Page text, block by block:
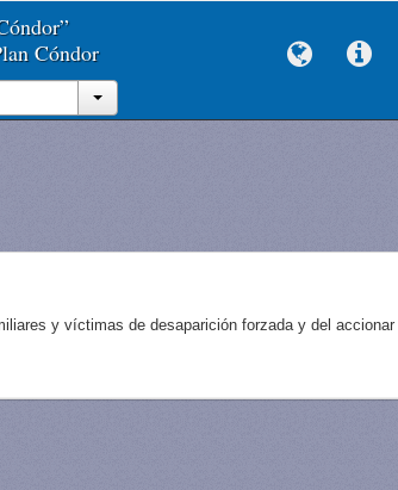
Cóndor
y víctimas de desaparición forzada y del